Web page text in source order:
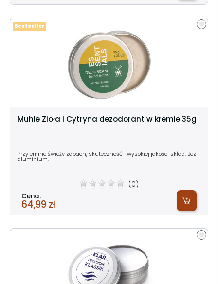
Muhle Zioła i Cytryna dezodorant w kremie 35g
Przyjemnie świeży zapach, skuteczność i wysokiej jakości skład. Bez
aluminium.
(0)
Cena:
64,99 zł
Bestseller